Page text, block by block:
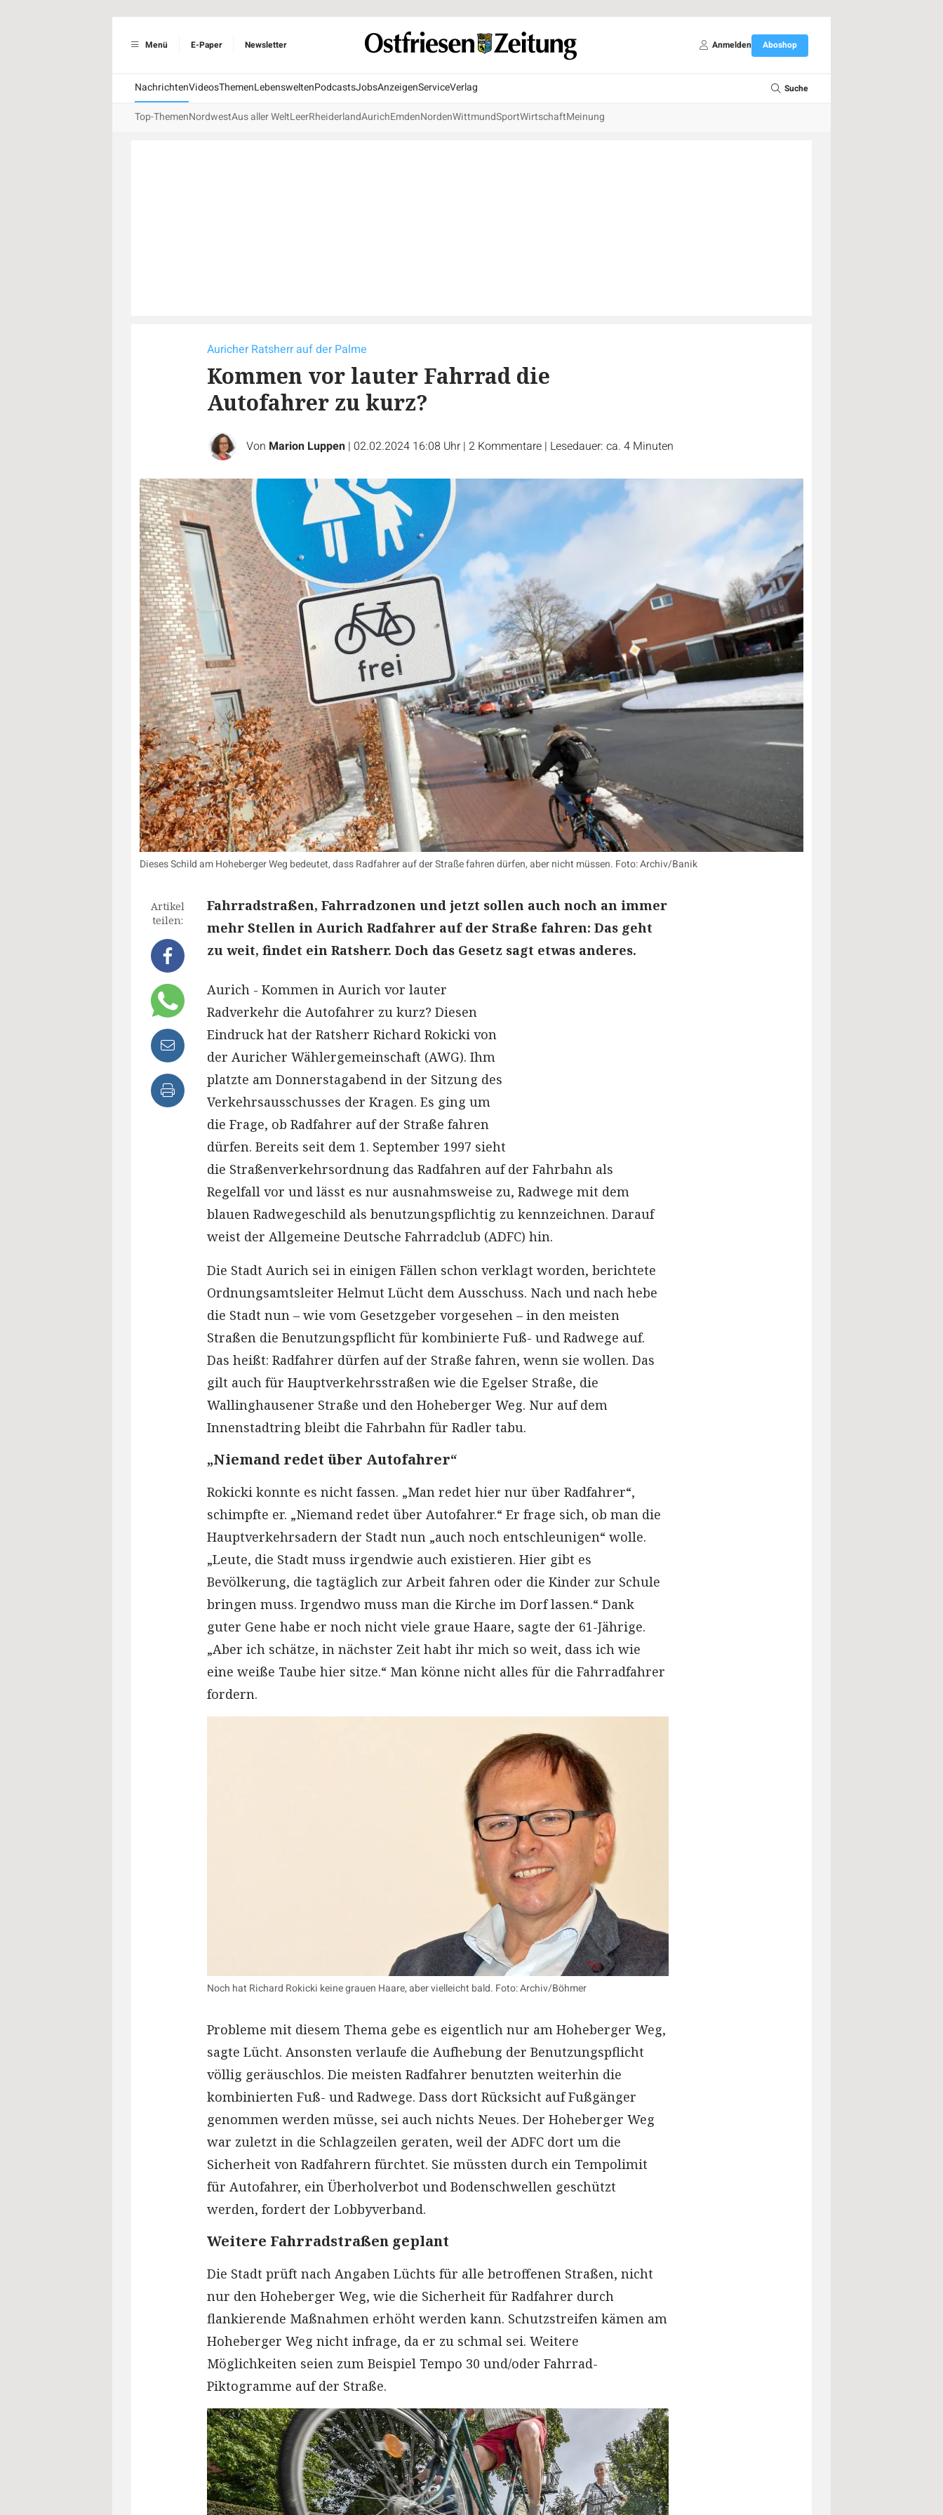
Menü E-Paper Newsletter Anmelden Aboshop
NachrichtenVideosThemenLebensweltenPodcastsJobsAnzeigenServiceVerlag Suche
Top-ThemenNordwestAus aller WeltLeerRheiderlandAurichEmdenNordenWittmundSportWirtschaftMeinung
Auricher Ratsherr auf der Palme
Kommen vor lauter Fahrrad die
Autofahrer zu kurz?
Von Marion Luppen | 02.02.2024 16:08 Uhr | 2 Kommentare | Lesedauer: ca. 4 Minuten
Dieses Schild am Hoheberger Weg bedeutet, dass Radfahrer auf der Straße fahren dürfen, aber nicht müssen. Foto: Archiv/Banik
Artikel
teilen:
Fahrradstraßen, Fahrradzonen und jetzt sollen auch noch an immer
mehr Stellen in Aurich Radfahrer auf der Straße fahren: Das geht
zu weit, findet ein Ratsherr. Doch das Gesetz sagt etwas anderes.
Aurich - Kommen in Aurich vor lauter
Radverkehr die Autofahrer zu kurz? Diesen
Eindruck hat der Ratsherr Richard Rokicki von
der Auricher Wählergemeinschaft (AWG). Ihm
platzte am Donnerstagabend in der Sitzung des
Verkehrsausschusses der Kragen. Es ging um
die Frage, ob Radfahrer auf der Straße fahren
dürfen. Bereits seit dem 1. September 1997 sieht
die Straßenverkehrsordnung das Radfahren auf der Fahrbahn als
Regelfall vor und lässt es nur ausnahmsweise zu, Radwege mit dem
blauen Radwegeschild als benutzungspflichtig zu kennzeichnen. Darauf
weist der Allgemeine Deutsche Fahrradclub (ADFC) hin.
Die Stadt Aurich sei in einigen Fällen schon verklagt worden, berichtete
Ordnungsamtsleiter Helmut Lücht dem Ausschuss. Nach und nach hebe
die Stadt nun – wie vom Gesetzgeber vorgesehen – in den meisten
Straßen die Benutzungspflicht für kombinierte Fuß- und Radwege auf.
Das heißt: Radfahrer dürfen auf der Straße fahren, wenn sie wollen. Das
gilt auch für Hauptverkehrsstraßen wie die Egelser Straße, die
Wallinghausener Straße und den Hoheberger Weg. Nur auf dem
Innenstadtring bleibt die Fahrbahn für Radler tabu.
„Niemand redet über Autofahrer“
Rokicki konnte es nicht fassen. „Man redet hier nur über Radfahrer“,
schimpfte er. „Niemand redet über Autofahrer.“ Er frage sich, ob man die
Hauptverkehrsadern der Stadt nun „auch noch entschleunigen“ wolle.
„Leute, die Stadt muss irgendwie auch existieren. Hier gibt es
Bevölkerung, die tagtäglich zur Arbeit fahren oder die Kinder zur Schule
bringen muss. Irgendwo muss man die Kirche im Dorf lassen.“ Dank
guter Gene habe er noch nicht viele graue Haare, sagte der 61-Jährige.
„Aber ich schätze, in nächster Zeit habt ihr mich so weit, dass ich wie
eine weiße Taube hier sitze.“ Man könne nicht alles für die Fahrradfahrer
fordern.
Noch hat Richard Rokicki keine grauen Haare, aber vielleicht bald. Foto: Archiv/Böhmer
Probleme mit diesem Thema gebe es eigentlich nur am Hoheberger Weg,
sagte Lücht. Ansonsten verlaufe die Aufhebung der Benutzungspflicht
völlig geräuschlos. Die meisten Radfahrer benutzten weiterhin die
kombinierten Fuß- und Radwege. Dass dort Rücksicht auf Fußgänger
genommen werden müsse, sei auch nichts Neues. Der Hoheberger Weg
war zuletzt in die Schlagzeilen geraten, weil der ADFC dort um die
Sicherheit von Radfahrern fürchtet. Sie müssten durch ein Tempolimit
für Autofahrer, ein Überholverbot und Bodenschwellen geschützt
werden, fordert der Lobbyverband.
Weitere Fahrradstraßen geplant
Die Stadt prüft nach Angaben Lüchts für alle betroffenen Straßen, nicht
nur den Hoheberger Weg, wie die Sicherheit für Radfahrer durch
flankierende Maßnahmen erhöht werden kann. Schutzstreifen kämen am
Hoheberger Weg nicht infrage, da er zu schmal sei. Weitere
Möglichkeiten seien zum Beispiel Tempo 30 und/oder Fahrrad-
Piktogramme auf der Straße.